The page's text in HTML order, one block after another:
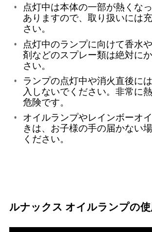
点灯中は本体の一部が熱くな
ありますので、取り扱いには
さい。
点灯中のランプに向けて香水
剤などのスプレー類は絶対に
さい。
ランプの点灯中や消火直後に
入しないでください。非常に
危険です。
オイルランプやレインボーオ
きは、お子様の手の届かない
ください。
ルナックス オイルランプの